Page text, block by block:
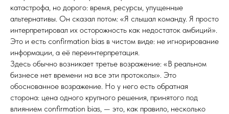
катастрофа, но дорого: время, ресурсы, упущенные
альтернативы. Он сказал потом: «Я слышал команду. Я просто
интерпретировал их осторожность как недостаток амбиций».
Это и есть confirmation bias в чистом виде: не игнорирование
информации, а её переинтерпретация.
Здесь обычно возникает третье возражение: «В реальном
бизнесе нет времени на все эти протоколы». Это
обоснованное возражение. Но у него есть обратная
сторона: цена одного крупного решения, принятого под
влиянием confirmation bias, — это, как правило, несколько